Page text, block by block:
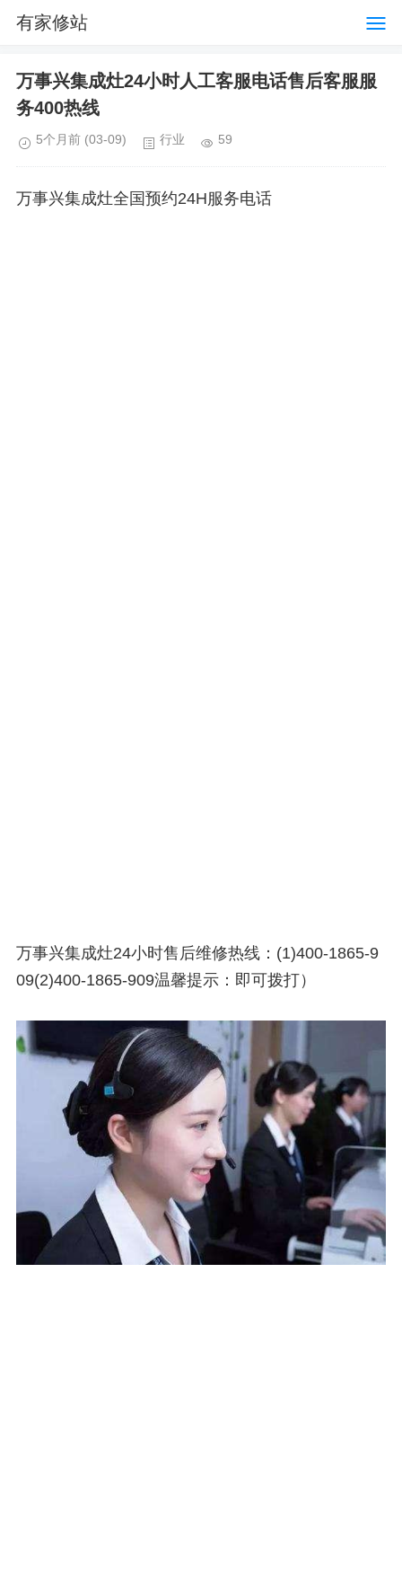
有家修站
万事兴集成灶24小时人工客服电话售后客服服
务400热线
5个月前 (03-09) 行业 59
万事兴集成灶全国预约24H服务电话
万事兴集成灶24小时售后维修热线：(1)400-1865-9
09(2)400-1865-909温馨提示：即可拨打）